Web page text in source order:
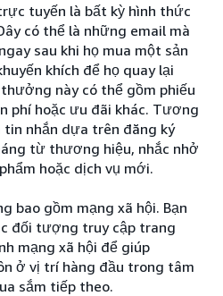
tuyến là bất kỳ hình thức
có thể là những email mà
sau khi họ mua một sản
khích để họ quay lại
này có thể gồm phiếu
phí hoặc ưu đãi khác. Tương
nhắn dựa trên đăng ký
từ thương hiệu, nhắc nhở
hoặc dịch vụ mới.
bao gồm mạng xã hội. Bạn
đối tượng truy cập trang
mạng xã hội để giúp
ở vị trí hàng đầu trong tâm
sắm tiếp theo.